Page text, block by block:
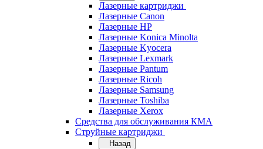
Лазерные картриджи
Лазерные Canon
Лазерные HP
Лазерные Konica Minolta
Лазерные Kyocera
Лазерные Lexmark
Лазерные Pantum
Лазерные Ricoh
Лазерные Samsung
Лазерные Toshiba
Лазерные Xerox
Средства для обслуживания КМА
Струйные картриджи
Назад